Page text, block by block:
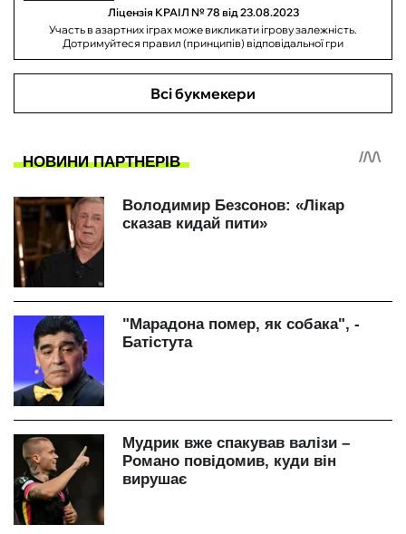
Ліцензія КРАІЛ № 78 від 23.08.2023
Участь в азартних іграх може викликати ігрову залежність.
Дотримуйтеся правил (принципів) відповідальної гри
Всі букмекери